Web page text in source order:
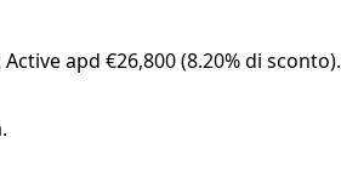
Active apd €26,800 (8.20% di sconto).